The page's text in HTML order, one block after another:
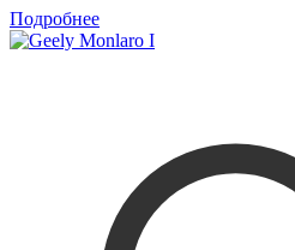
Подробнее